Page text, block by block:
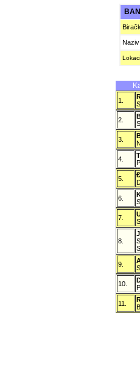
1.
2.
3.
4.
5.
6.
7.
8.
9.
10.
11.